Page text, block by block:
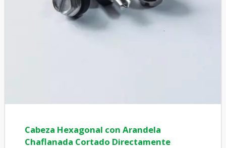
Cabeza Hexagonal con Arandela
Chaflanada Cortado Directamente